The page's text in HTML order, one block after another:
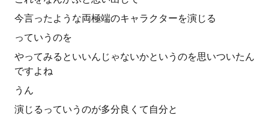
今言ったような両極端のキャラクターを演じる
っていうのを
やってみるといいんじゃないかというのを思いついたん
ですよね
うん
演じるっていうのが多分良くて自分と